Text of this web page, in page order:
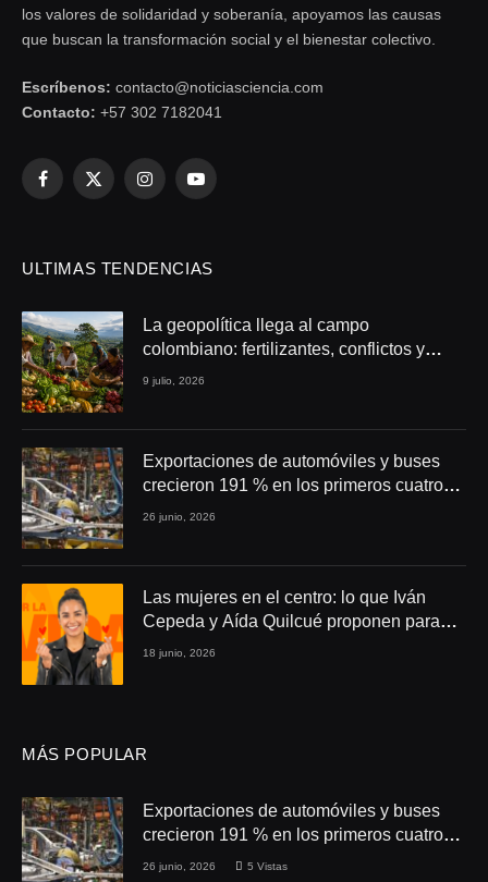
los valores de solidaridad y soberanía, apoyamos las causas
que buscan la transformación social y el bienestar colectivo.
Escríbenos: contacto@noticiasciencia.com
Contacto: +57 302 7182041
Facebook
X
InstagramYouTube
ULTIMAS TENDENCIAS
La geopolítica llega al campo
colombiano: fertilizantes, conflictos y
seguridad alimentaria
9 julio, 2026
Exportaciones de automóviles y buses
crecieron 191 % en los primeros cuatro
meses de 2026
26 junio, 2026
Las mujeres en el centro: lo que Iván
Cepeda y Aída Quilcué proponen para
Colombia
18 junio, 2026
MÁS POPULAR
Exportaciones de automóviles y buses
crecieron 191 % en los primeros cuatro
meses de 2026
26 junio, 2026 5 Vistas